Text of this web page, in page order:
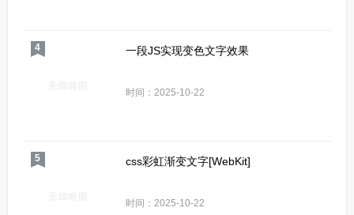
4 一段JS实现变色文字效果
时间：2025-10-22
5 css彩虹渐变文字[WebKit]
时间：2025-10-22